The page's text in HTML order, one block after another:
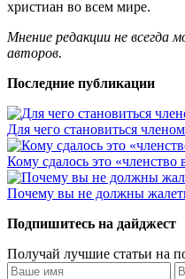
христиан во всем мире.
Мнение редакции не всегда
авторов.
Последние публикации
Для чего становиться
Кому сдалось это «членство
Почему вы не должны
Подпишитесь на дайджест
Получай лучшие статьи на